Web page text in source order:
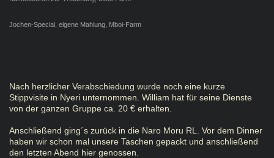
Jochen-Special, eigene Mahlung, Mboi-Farm
Nach herzlicher Verabschiedung wurde noch eine kurze
Stippvisite in Nyeri unternommen. William hat für seine Dienste
von der ganzen Gruppe ca. 20 € erhalten.
Anschließend ging´s zurück in die Naro Moru RL. Vor dem Dinner
haben wir schon mal unsere Taschen gepackt und anschließend
den letzten Abend hier genossen.